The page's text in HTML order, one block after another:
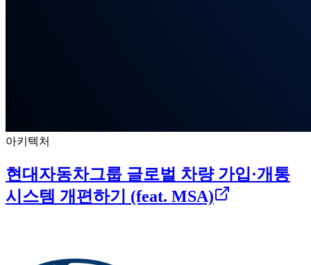
아키텍처
현대자동차그룹 글로벌 차량 가입·개통
시스템 개편하기 (feat. MSA)